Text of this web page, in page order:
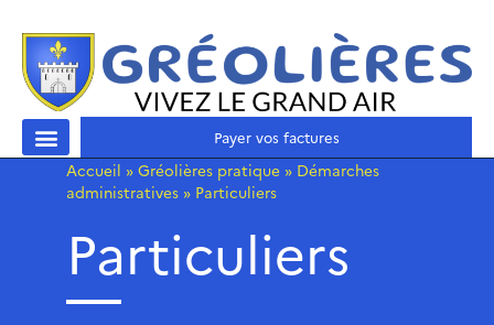
Payer vos factures
Accueil » Gréolières pratique » Démarches
administratives » Particuliers
Particuliers